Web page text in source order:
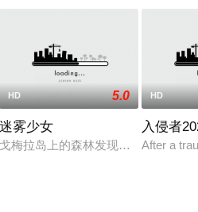
五个美少女与一个旅店老板的恐
HD 5.0
迷雾少女
戈梅拉岛上的森林发现一具年轻男
HD
入侵者
After a